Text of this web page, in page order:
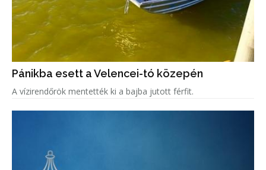
Pánikba esett a Velencei-tó közepén
A vízirendőrök mentették ki a bajba jutott férfit.